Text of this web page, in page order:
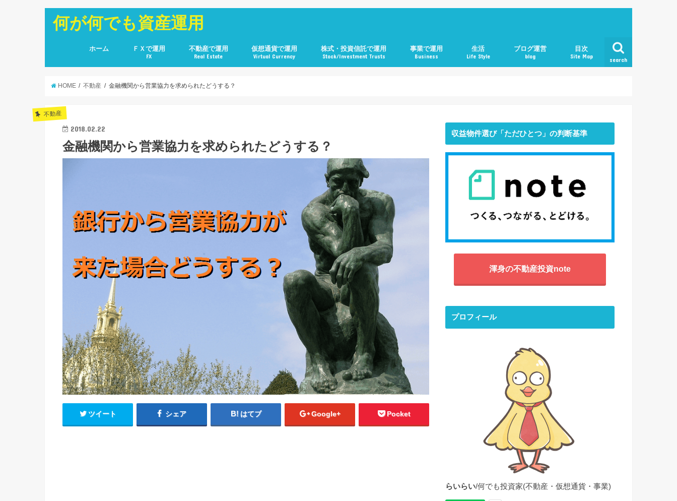
何が何でも資産運用
search
ホーム ＦＸで運用
FX
不動産で運用
Real Estate
仮想通貨で運用
Virtual Currency
株式・投資信託で運用
Stock/Investment Trusts
事業で運用
Business
生活
Life Style
ブログ運営
blog
目次
Site Map
HOME 不動産 金融機関から営業協力を求められたどうする？
不動産
2018.02.22
金融機関から営業協力を求められたどうする？
ツイート シェア はてブ Google+ Pocket
収益物件選び「ただひとつ」の判断基準
渾身の不動産投資note
プロフィール
らいらい/何でも投資家(不動産・仮想通貨・事業)